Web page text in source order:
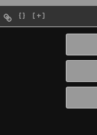
{} [+]